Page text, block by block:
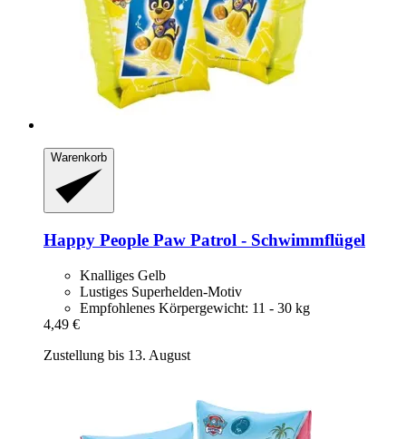
Warenkorb
Happy People Paw Patrol -​ Schwimmflügel
Knalliges Gelb
Lustiges Superhelden-Motiv
Empfohlenes Körpergewicht: 11 - 30 kg
4,49 €
Zustellung bis 13. August